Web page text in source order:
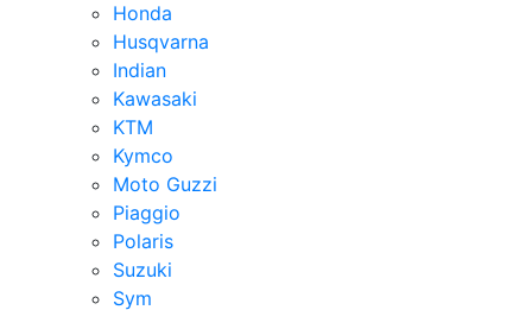
Honda
Husqvarna
Indian
Kawasaki
KTM
Kymco
Moto Guzzi
Piaggio
Polaris
Suzuki
Sym